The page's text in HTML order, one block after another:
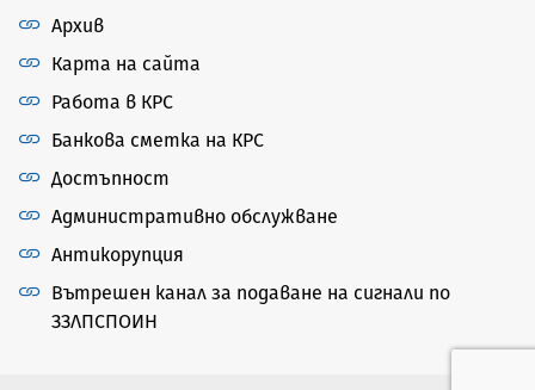
Архив
Карта на сайта
Работа в КРС
Банкова сметка на КРС
Достъпност
Административно обслужване
Антикорупция
Вътрешен канал за подаване на сигнали по
ЗЗЛПСПОИН